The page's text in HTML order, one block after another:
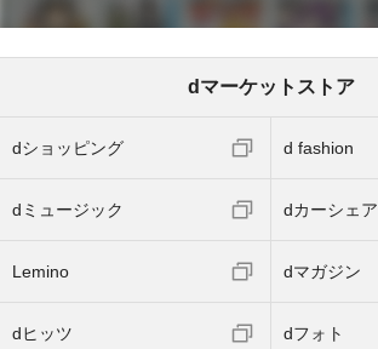
dマーケットストア
dショッピング d fashion
dミュージック dカーシェア
Lemino dマガジン
dヒッツ dフォト